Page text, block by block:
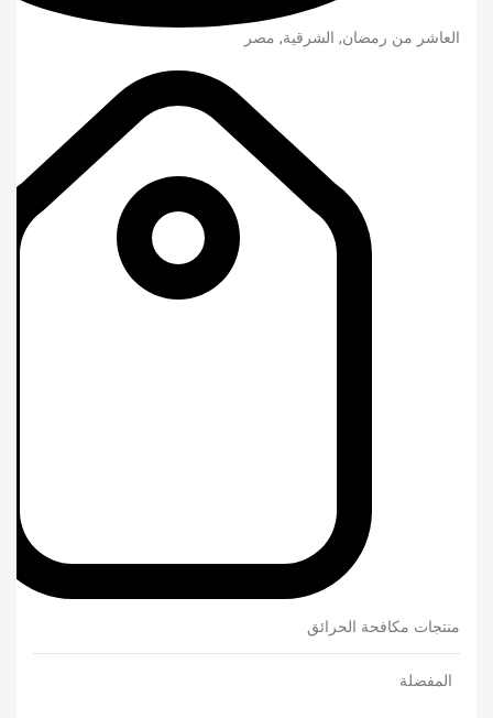
العاشر من رمضان, الشرقية, مصر
منتجات مكافحة الحرائق
المفضلة